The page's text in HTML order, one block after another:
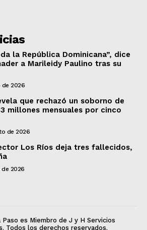
la República Dominicana”, dice
a Marileidy Paulino tras su
de 2026
que rechazó un soborno de
millones mensuales por cinco
de 2026
Los Ríos deja tres fallecidos,
2026
es Miembro de J y H Servicios
Todos los derechos reservados.